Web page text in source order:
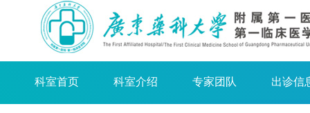
科室首页 科室介绍 专家团队 出诊信